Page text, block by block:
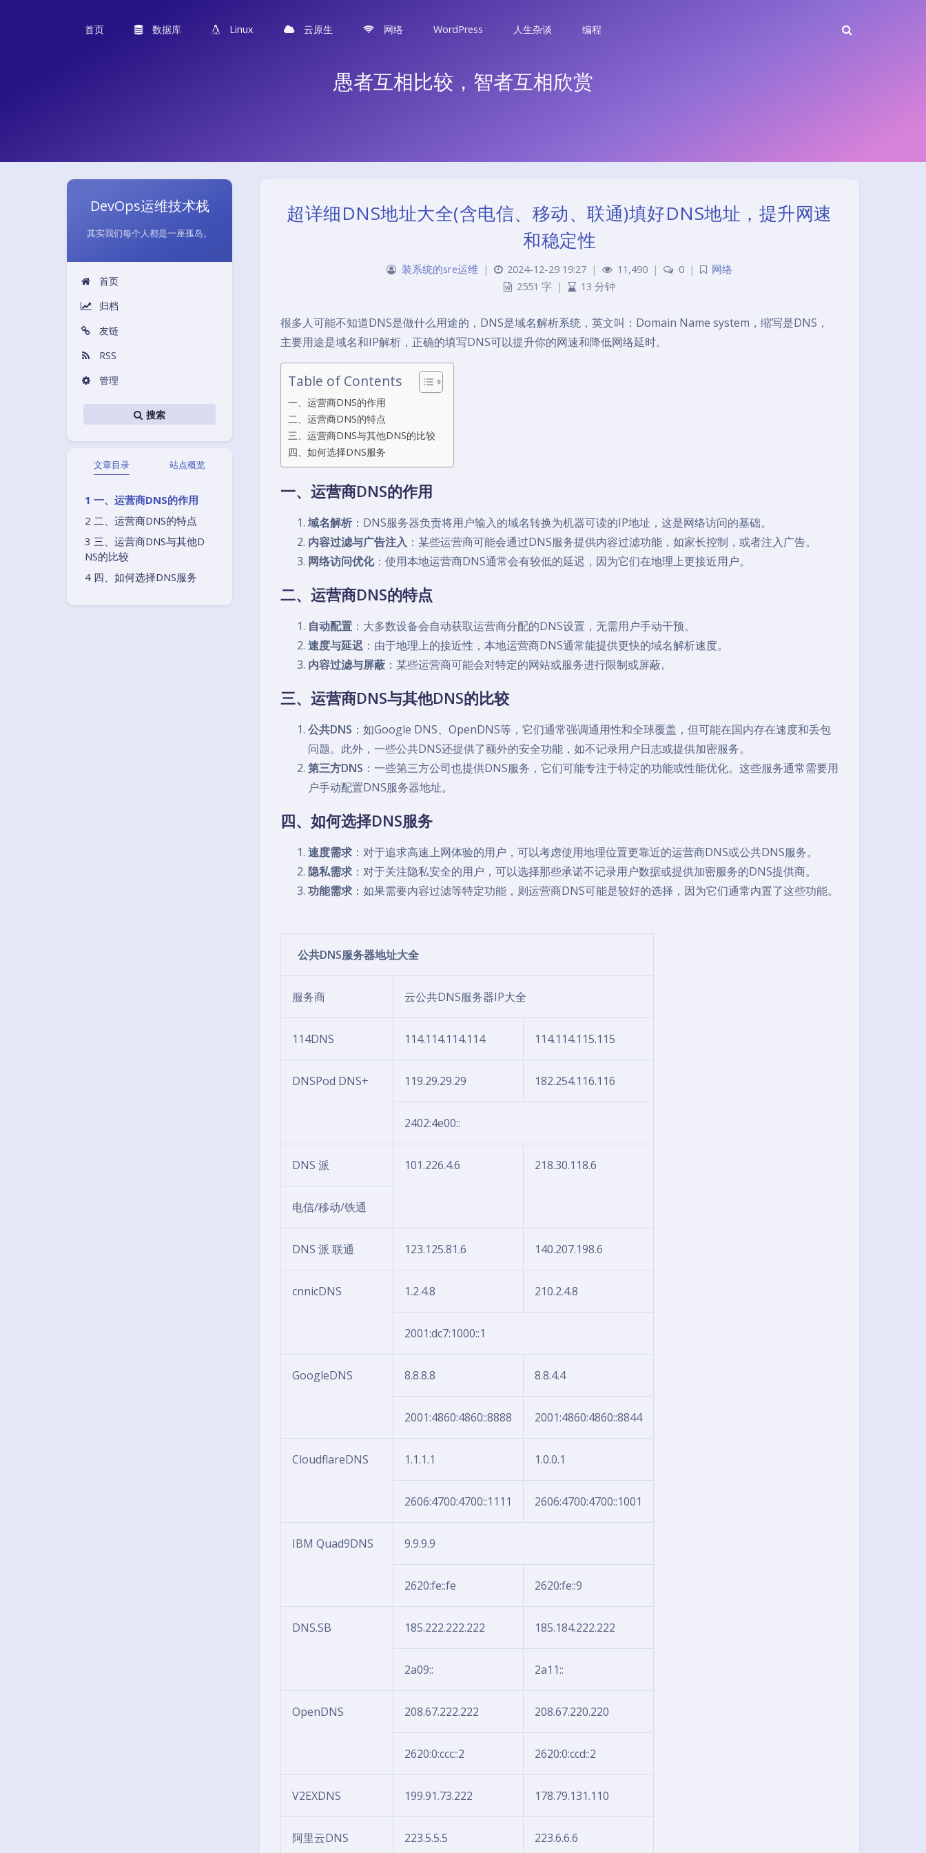
首页 数据库 Linux 云原生 网络 WordPress 人生杂谈 编程
愚者互相比较，智者互相欣赏
DevOps运维技术栈
其实我们每个人都是一座孤岛。
首页
归档
友链
RSS
管理
搜索
文章目录 站点概览
一、运营商DNS的作用
二、运营商DNS的特点
三、运营商DNS与其他D
NS的比较
四、如何选择DNS服务
超详细DNS地址大全(含电信、移动、联通)填好DNS地址，提升网速
和稳定性
装系统的sre运维 | 2024-12-29 19:27 | 11,490 | 0 |
网络
2551 字 | 13 分钟
很多人可能不知道DNS是做什么用途的，DNS是域名解析系统，英文叫：Domain Name system，缩写是DNS，
主要用途是域名和IP解析，正确的填写DNS可以提升你的网速和降低网络延时。
Table of Contents
一、运营商DNS的作用
二、运营商DNS的特点
三、运营商DNS与其他DNS的比较
四、如何选择DNS服务
一、运营商DNS的作用
域名解析 ：DNS服务器负责将用户输入的域名转换为机器可读的IP地址，这是网络访问的基础。
内容过滤与广告注入 ：某些运营商可能会通过DNS服务提供内容过滤功能，如家长控制，或者注入广告。
网络访问优化：使用本地运营商DNS通常会有较低的延迟，因为它们在地理上更接近用户。
二、运营商DNS的特点
自动配置 ：大多数设备会自动获取运营商分配的DNS设置，无需用户手动干预。
速度与延迟 ：由于地理上的接近性，本地运营商DNS通常能提供更快的域名解析速度。
内容过滤与屏蔽 ：某些运营商可能会对特定的网站或服务进行限制或屏蔽。
三、运营商DNS与其他DNS的比较
公共DNS ：如Google DNS、OpenDNS等，它们通常强调通用性和全球覆盖，但可能在国内存在速度和丢包
问题。此外，一些公共DNS还提供了额外的安全功能，如不记录用户日志或提供加密服务。
第三方DNS ：一些第三方公司也提供DNS服务，它们可能专注于特定的功能或性能优化。这些服务通常需要用
户手动配置DNS服务器地址。
四、如何选择DNS服务
速度需求 ：对于追求高速上网体验的用户，可以考虑使用地理位置更靠近的运营商DNS或公共DNS服务。
隐私需求 ：对于关注隐私安全的用户，可以选择那些承诺不记录用户数据或提供加密服务的DNS提供商。
功能需求 ：如果需要内容过滤等特定功能，则运营商DNS可能是较好的选择，因为它们通常内置了这些功能。
公共DNS服务器地址大全
服务商 云公共DNS服务器IP大全
114DNS 114.114.114.114 114.114.115.115
DNSPod DNS+ 119.29.29.29 182.254.116.116
2402:4e00::
DNS 派 101.226.4.6 218.30.118.6
电信/移动/铁通
DNS 派 联通 123.125.81.6 140.207.198.6
cnnicDNS 1.2.4.8 210.2.4.8
2001:dc7:1000::1
GoogleDNS 8.8.8.8 8.8.4.4
2001:4860:4860::8888 2001:4860:4860::8844
CloudflareDNS 1.1.1.1 1.0.0.1
2606:4700:4700::1111 2606:4700:4700::1001
IBM Quad9DNS 9.9.9.9
2620:fe::fe 2620:fe::9
DNS.SB 185.222.222.222 185.184.222.222
2a09:: 2a11::
OpenDNS 208.67.222.222 208.67.220.220
2620:0:ccc::2 2620:0:ccd::2
V2EXDNS 199.91.73.222 178.79.131.110
阿里云DNS 223.5.5.5 223.6.6.6